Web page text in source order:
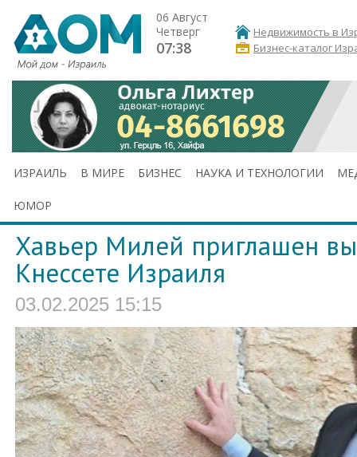
06 Август
Четверг
07:38
Недвижимость в
Бизнес-каталог
ИЗРАИЛЬ В МИРЕ БИЗНЕС НАУКА И ТЕХНОЛОГИИ
ЮМОР
Хавьер Милей приглашен
Кнессете Израиля
03.02.2025 15:15